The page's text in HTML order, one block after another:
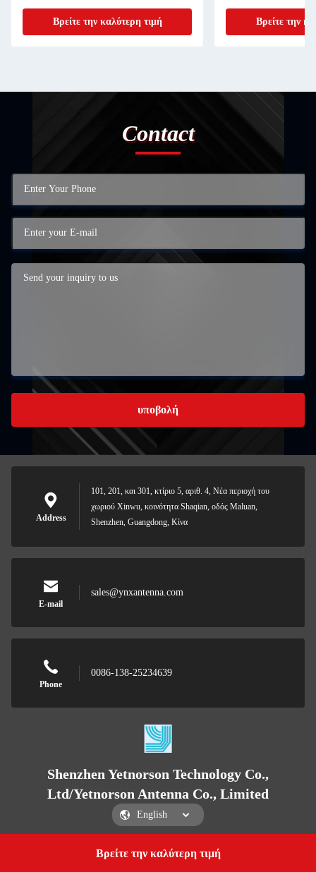
Βρείτε την καλύτερη τιμή
Βρείτε την καλύτερη τιμή Βρείτε την
Contact
υποβολή
Address
101, 201, και 301, κτίριο 5, αριθ. 4, Νέα περιοχή του
χωριού Xinwu, κοινότητα Shaqian, οδός Maluan,
Shenzhen, Guangdong, Κίνα
E-mail
sales@ynxantenna.com
Phone
0086-138-25234639
Shenzhen Yetnorson Technology Co.,
Ltd/Yetnorson Antenna Co., Limited
Shenzhen Yetnorson Technology Co., Ltd/Yetnorson Antenna Co., Limited
Get a Quote